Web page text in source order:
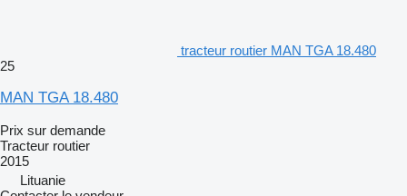
tracteur routier MAN TGA 18.480
25
MAN TGA 18.480
Prix sur demande
Tracteur routier
2015
Lituanie